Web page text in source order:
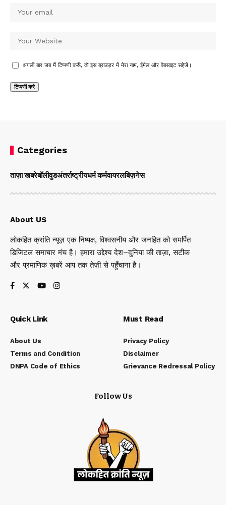
अगली बार जब मैं टिप्पणी करूँ, तो इस ब्राउज़र में मेरा नाम, ईमेल और वेबसाइट सहेजें।
Categories
ताज़ा खबरेबॉलीवुडअंतर्राष्ट्रीयधर्म कर्मवायरलबिज़नेस
About US
लोकहित क्रांति न्यूज़ एक निष्पक्ष, विश्वसनीय और जनहित को समर्पित
डिजिटल समाचार मंच है। हमारा उद्देश्य देश–दुनिया की ताज़ा, सटीक
और प्रमाणिक ख़बरें आप तक तेज़ी से पहुँचाना है।
Quick Link
About Us
Terms and Condition
DNPA Code of Ethics
Must Read
Privacy Policy
Disclaimer
Grievance Redressal Policy
Follow Us